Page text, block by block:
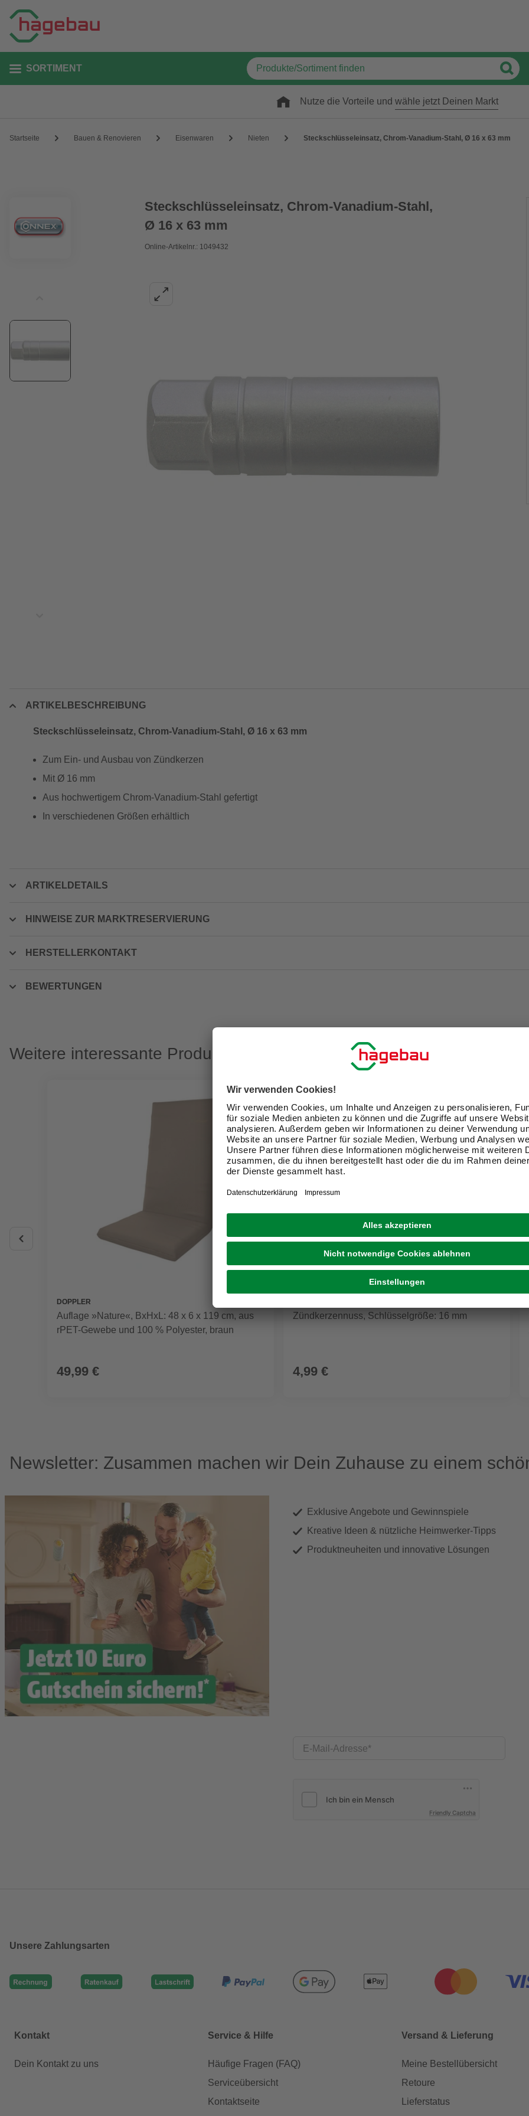
SORTIMENT
Nutze die Vorteile und wähle jetzt Deinen Markt
Startseite Bauen & Renovieren Eisenwaren Nieten Steckschlüsseleinsatz, Chrom-Vanadium-Stahl, Ø 16 x 63 mm
Steckschlüsseleinsatz, Chrom-Vanadium-Stahl,
Ø 16 x 63 mm
Online-Artikelnr.: 1049432
ARTIKELBESCHREIBUNG
Steckschlüsseleinsatz, Chrom-Vanadium-Stahl, Ø 16 x 63 mm
Zum Ein- und Ausbau von Zündkerzen
Mit Ø 16 mm
Aus hochwertigem Chrom-Vanadium-Stahl gefertigt
In verschiedenen Größen erhältlich
ARTIKELDETAILS
HINWEISE ZUR MARKTRESERVIERUNG
HERSTELLERKONTAKT
BEWERTUNGEN
Weitere interessante Produkte
DOPPLER
Auflage »Nature«, BxHxL: 48 x 6 x 119 cm, aus
rPET-Gewebe und 100 % Polyester, braun
49,99 €
Zündkerzennuss, Schlüsselgröße: 16 mm
4,99 €
Newsletter: Zusammen machen wir Dein Zuhause zu einem
Exklusive Angebote und Gewinnspiele
Kreative Ideen & nützliche Heimwerker-Tipps
Produktneuheiten und innovative Lösungen
E-Mail-Adresse
Friendly Captcha
Unsere Zahlungsarten
Kontakt
Dein Kontakt zu uns
Service & Hilfe
Häufige Fragen (FAQ)
Serviceübersicht
Kontaktseite
Versand & Lieferung
Meine Bestellübersicht
Retoure
Lieferstatus